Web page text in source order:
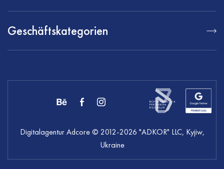
Geschäftskategorien
Digitalagentur Adcore© 2012-2026 "ADKOR" LLC, Kyjiw,
Ukraine